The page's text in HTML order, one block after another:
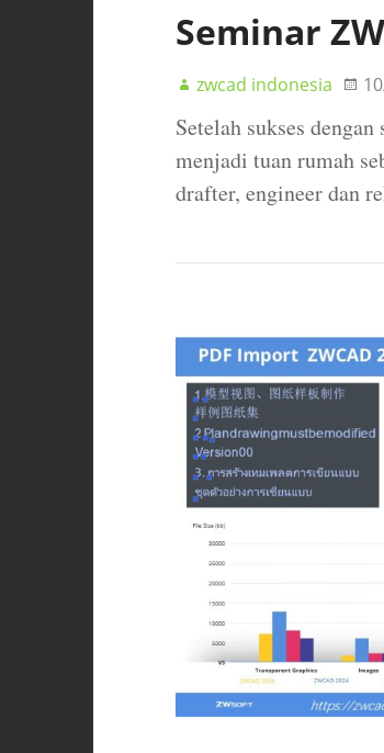
Seminar
zwcad indonesia
Setelah sukses
menjadi tuan rumah
drafter, engineer dan